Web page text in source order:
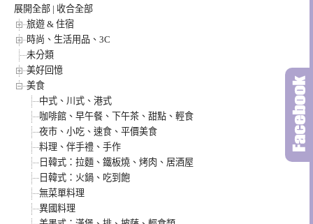
展開全部 | 收合全部
旅遊 & 住宿
時尚、生活用品、3C
未分類
美好回憶
美食
中式、川式、港式
咖啡館、早午餐、下午茶、甜點、輕食
夜市、小吃、速食、平價美食
料理、伴手禮、手作
日韓式：拉麵、鐵板燒、烤肉、居酒屋
日韓式：火鍋、吃到飽
無菜單料理
異國料理